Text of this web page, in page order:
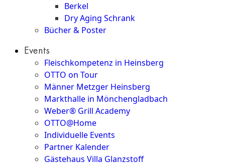
Berkel
Dry Aging Schrank
Bücher & Poster
Events
Fleischkompetenz in Heinsberg
OTTO on Tour
Männer Metzger Heinsberg
Markthalle in Mönchengladbach
Weber® Grill Academy
OTTO@Home
Individuelle Events
Partner Kalender
Gästehaus Villa Glanzstoff